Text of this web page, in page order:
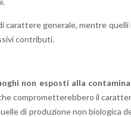
ge­ne­ra­le, men­tre quel­li
con­tri­bu­ti.
non espo­sti alla
com­pro­met­te­reb­be­ro il
di pro­du­zio­ne non bio­lo­g­i­ca